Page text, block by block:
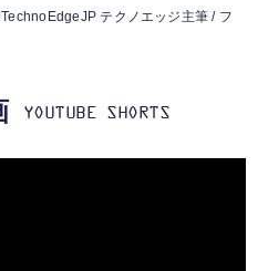
iphone イヤホンジャック ライ
ケーションロボット BAKETAN
付き ロペット 充電ベース付き
テクノエッジ主筆 / フ